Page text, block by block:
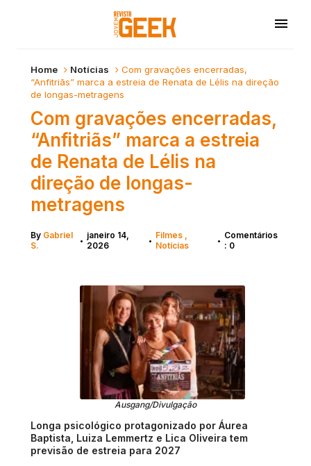
Home Notícias
Com gravações encerradas,
“Anfitriãs” marca a estreia de Renata de Lélis na direção
de longas-metragens
Com gravações encerradas,
“Anfitriãs” marca a estreia
de Renata de Lélis na
direção de longas-
metragens
By Gabriel
S.
• janeiro 14,
2026
• Filmes
Notícias
• Comentários
: 0
Ausgang/Divulgação
Longa psicológico protagonizado por Áurea
Baptista, Luiza Lemmertz e Lica Oliveira tem
previsão de estreia para 2027